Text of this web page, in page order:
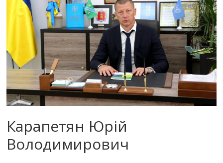
Карапетян Юрій
Володимирович